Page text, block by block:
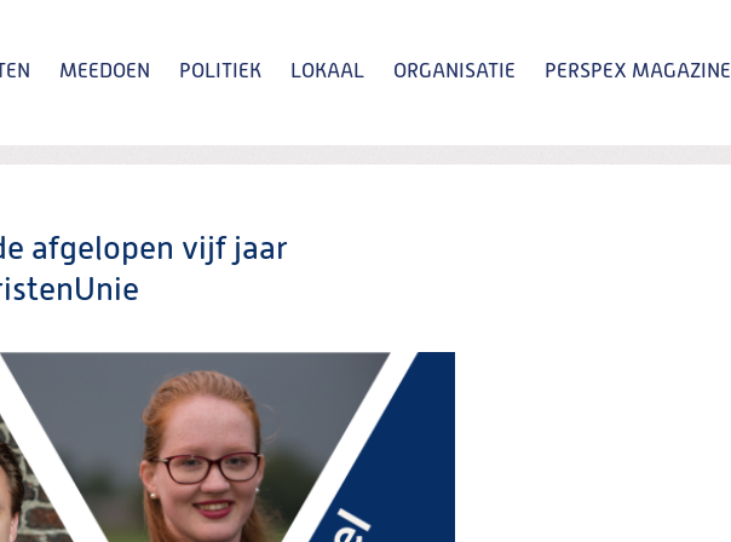
MEEDOEN POLITIEK LOKAAL ORGANISATIE PERSPEX MAGAZINE
afgelopen vijf jaar